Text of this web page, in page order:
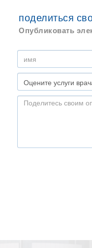
поделиться
Опубликовать